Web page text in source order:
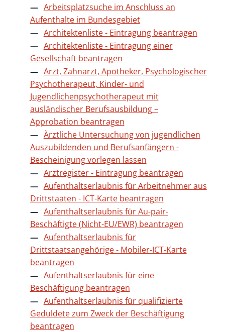
Arbeitsplatzsuche im Anschluss an
Aufenthalte im Bundesgebiet
Architektenliste - Eintragung beantragen
Architektenliste - Eintragung einer
Gesellschaft beantragen
Arzt, Zahnarzt, Apotheker, Psychologischer
Psychotherapeut, Kinder- und
Jugendlichenpsychotherapeut mit
ausländischer Berufsausbildung –
Approbation beantragen
Ärztliche Untersuchung von jugendlichen
Auszubildenden und Berufsanfängern -
Bescheinigung vorlegen lassen
Arztregister - Eintragung beantragen
Aufenthaltserlaubnis für Arbeitnehmer aus
Drittstaaten - ICT-Karte beantragen
Aufenthaltserlaubnis für Au-pair-
Beschäftigte (Nicht-EU/EWR) beantragen
Aufenthaltserlaubnis für
Drittstaatsangehörige - Mobiler-ICT-Karte
beantragen
Aufenthaltserlaubnis für eine
Beschäftigung beantragen
Aufenthaltserlaubnis für qualifizierte
Geduldete zum Zweck der Beschäftigung
beantragen